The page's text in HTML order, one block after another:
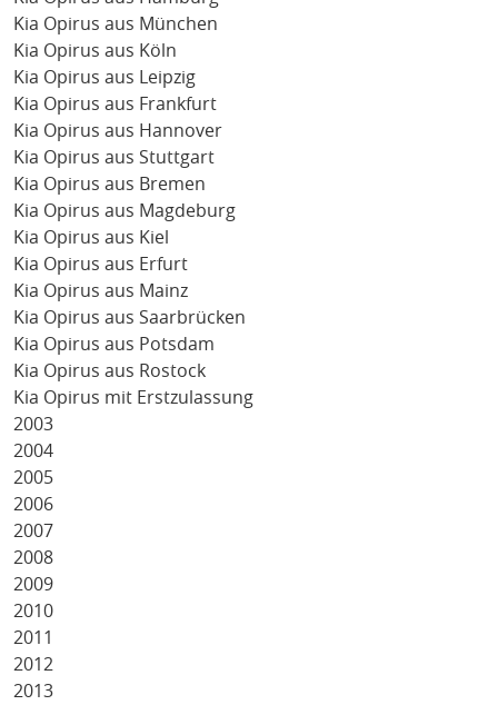
Kia Opirus aus München
Kia Opirus aus Köln
Kia Opirus aus Leipzig
Kia Opirus aus Frankfurt
Kia Opirus aus Hannover
Kia Opirus aus Stuttgart
Kia Opirus aus Bremen
Kia Opirus aus Magdeburg
Kia Opirus aus Kiel
Kia Opirus aus Erfurt
Kia Opirus aus Mainz
Kia Opirus aus Saarbrücken
Kia Opirus aus Potsdam
Kia Opirus aus Rostock
Kia Opirus mit Erstzulassung
2003
2004
2005
2006
2007
2008
2009
2010
2011
2012
2013